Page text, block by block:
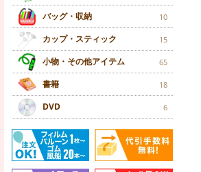
バッグ・収納 10
カップ・スティック 15
小物・その他アイテム 65
書籍 18
DVD 6